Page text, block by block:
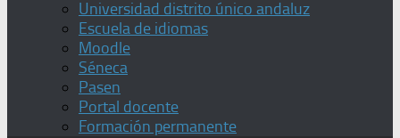
Universidad distrito único andaluz
Escuela de idiomas
Moodle
Séneca
Pasen
Portal docente
Formación permanente